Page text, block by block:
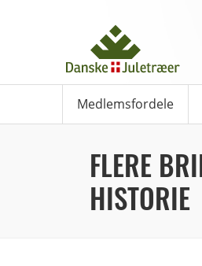
Medlemsfordele
FLERE
HISTORIE